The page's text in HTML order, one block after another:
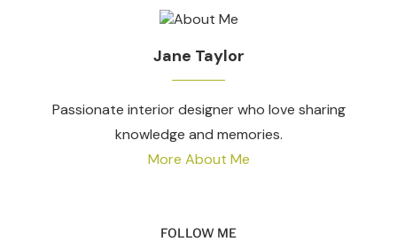
Jane Taylor
Passionate interior designer who love sharing
knowledge and memories.
More About Me
FOLLOW ME